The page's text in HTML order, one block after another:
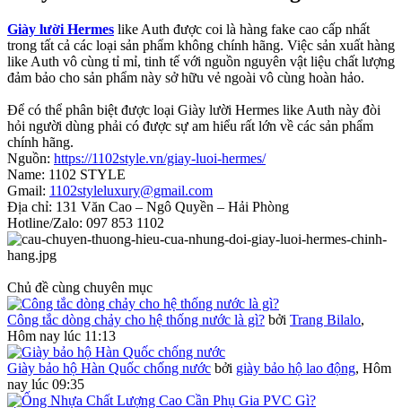
Giày lười Hermes like Auth được coi là hàng fake cao cấp nhất
trong tất cả các loại sản phẩm không chính hãng. Việc sản xuất hàng
like Auth vô cùng tỉ mỉ, tinh tế với nguồn nguyên vật liệu chất lượng
đảm bảo cho sản phẩm này sở hữu vẻ ngoài vô cùng hoàn hảo.
Để có thể phân biệt được loại Giày lười Hermes like Auth này đòi
hỏi người dùng phải có được sự am hiểu rất lớn về các sản phẩm
chính hãng.
Nguồn: https://1102style.vn/giay-luoi-hermes/
Name: 1102 STYLE
Gmail: 1102styleluxury@gmail.com
Địa chỉ: 131 Văn Cao – Ngô Quyền – Hải Phòng
Hotline/Zalo: 097 853 1102
Chủ đề cùng chuyên mục
Công tắc dòng chảy cho hệ thống nước là gì? bởi Trang Bilalo,
Hôm nay lúc 11:13
Giày bảo hộ Hàn Quốc chống nước bởi giày bảo hộ lao động, Hôm
nay lúc 09:35